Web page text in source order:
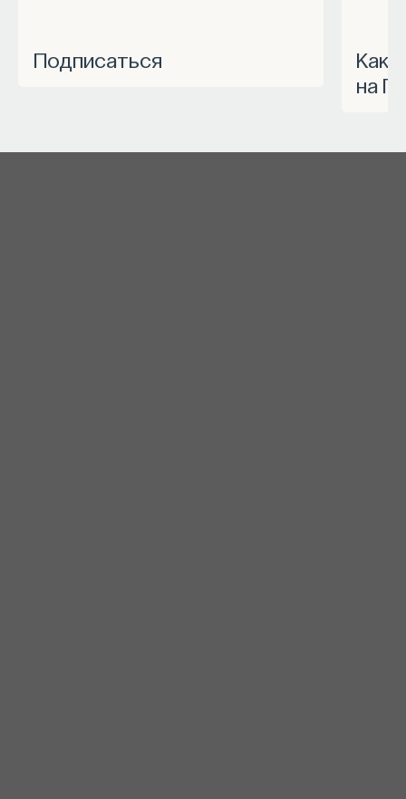
Подписаться
Как запустить спецпроект
на